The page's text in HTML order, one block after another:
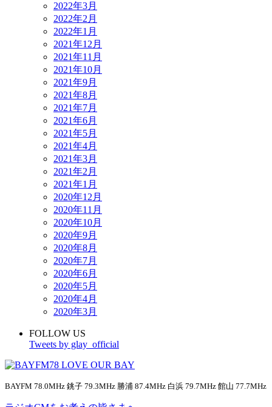
2022年3月
2022年2月
2022年1月
2021年12月
2021年11月
2021年10月
2021年9月
2021年8月
2021年7月
2021年6月
2021年5月
2021年4月
2021年3月
2021年2月
2021年1月
2020年12月
2020年11月
2020年10月
2020年9月
2020年8月
2020年7月
2020年6月
2020年5月
2020年4月
2020年3月
FOLLOW US
Tweets by glay_official
BAYFM 78.0MHz 銚子 79.3MHz 勝浦 87.4MHz 白浜 79.7MHz 館山 77.7MHz